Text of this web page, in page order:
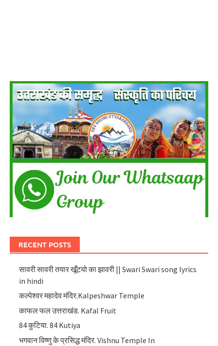
RECENT POSTS
सावरी सावरी तयार खूँटयो का झावरी || Swari Swari song lyrics
in hindi
कल्पेश्वर महादेव मंदिर.Kalpeshwar Temple
काफल फल उत्तराखंड. Kafal Fruit
84 कुटिया. 84 Kutiya
भगवान विष्णु के प्रसिद्ध मंदिर. Vishnu Temple In